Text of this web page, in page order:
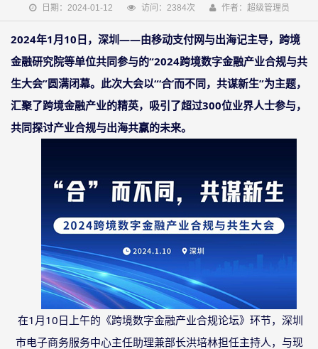
日期：2024-01-12 访问：2384次 作者：超级管理员
2024年1月10日，深圳——由移动支付网与出海记主导，跨境
金融研究院等单位共同参与的“2024跨境数字金融产业合规与共
生大会”圆满闭幕。此次大会以“‘合’而不同，共谋新生”为主题，
汇聚了跨境金融产业的精英，吸引了超过300位业界人士参与，
共同探讨产业合规与出海共赢的未来。
在1月10日上午的《跨境数字金融产业合规论坛》环节，深圳
市电子商务服务中心主任助理兼部长洪培林担任主持人，与现